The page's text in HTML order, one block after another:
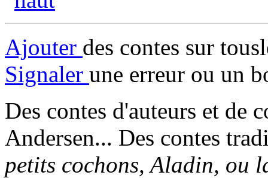
Ajouter des contes sur
Signaler une erreur ou un
Des contes d'auteurs et de
Andersen... Des contes
petits cochons, Aladin, ou